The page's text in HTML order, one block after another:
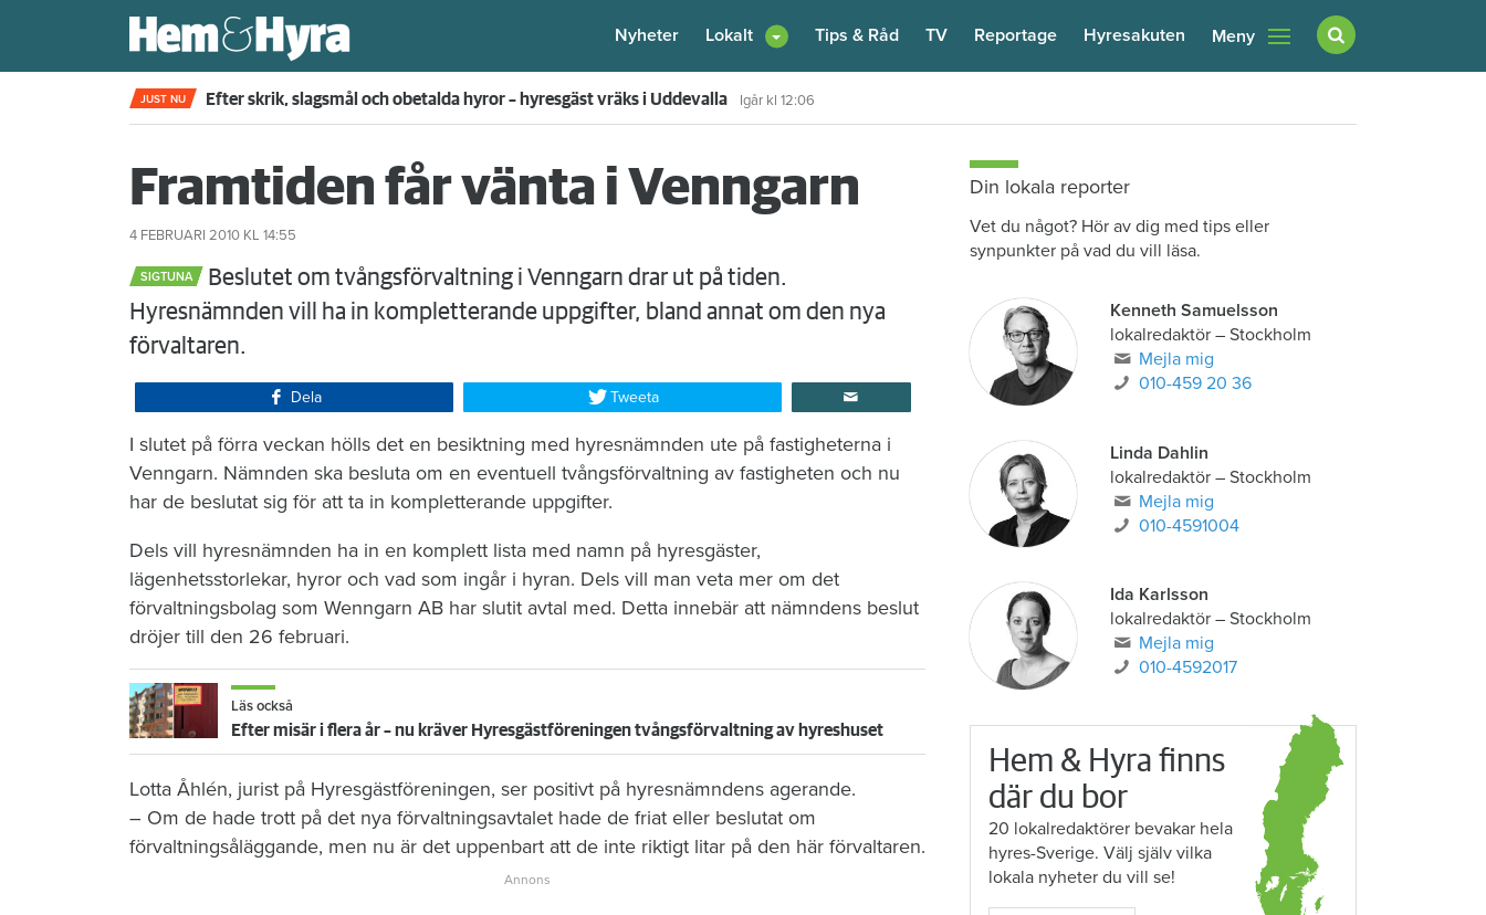
Nyheter Lokalt Tips & Råd TV Reportage Hyresakuten Meny
JUST NU Fjärde året i rad – nu sätter skiljemän hyran för 172 000 hushåll 4 augustikl 17:55
Framtiden får vänta i Venngarn
4 FEBRUARI 2010 KL 14:55
SIGTUNA
Beslutet om tvångsförvaltning i Venngarn drar ut på tiden.
Hyresnämnden vill ha in kompletterande uppgifter, bland annat om den nya
förvaltaren.
Dela Tweeta
I slutet på förra veckan hölls det en besiktning med hyresnämnden ute på fastigheterna i
Venngarn. Nämnden ska besluta om en eventuell tvångsförvaltning av fastigheten och nu
har de beslutat sig för att ta in kompletterande uppgifter.
Dels vill hyresnämnden ha in en komplett lista med namn på hyresgäster,
lägenhetsstorlekar, hyror och vad som ingår i hyran. Dels vill man veta mer om det
förvaltningsbolag som Wenngarn AB har slutit avtal med. Detta innebär att nämndens beslut
dröjer till den 26 februari.
Läs också
Efter misär i flera år – nu kräver Hyresgästföreningen tvångsförvaltning av hyreshuset
Lotta Åhlén, jurist på Hyresgästföreningen, ser positivt på hyresnämndens agerande.
– Om de hade trott på det nya förvaltningsavtalet hade de friat eller beslutat om
förvaltningsåläggande, men nu är det uppenbart att de inte riktigt litar på den här förvaltaren.
Din lokala reporter
Vet du något? Hör av dig med tips eller
synpunkter på vad du vill läsa.
Kenneth Samuelsson
lokalredaktör– Stockholm
Mejla mig
010-459 20 36
Linda Dahlin
lokalredaktör– Stockholm
Mejla mig
010-4591004
Ida Karlsson
lokalredaktör – Stockholm
Mejla mig
010-4592017
Hem & Hyra finns
där du bor
20 lokalredaktörer bevakar hela
hyres-Sverige. Välj själv vilka
lokala nyheter du vill se!